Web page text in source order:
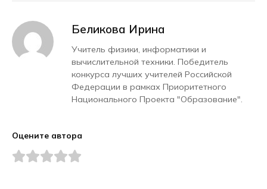
Беликова Ирина
Учитель физики, информатики и
вычислительной техники. Победитель
конкурса лучших учителей Российской
Федерации в рамках Приоритетного
Национального Проекта "Образование".
Оцените автора